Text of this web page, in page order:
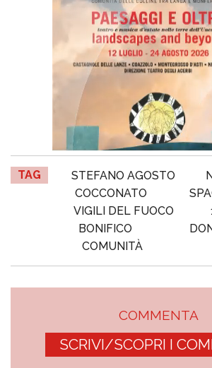
TAG STEFANO AGOSTO
COCCONATO
VIGILI DEL FUOCO
BONIFICO
COMUNITÀ
COMMENTA
SCRIVI/SCOPRI I